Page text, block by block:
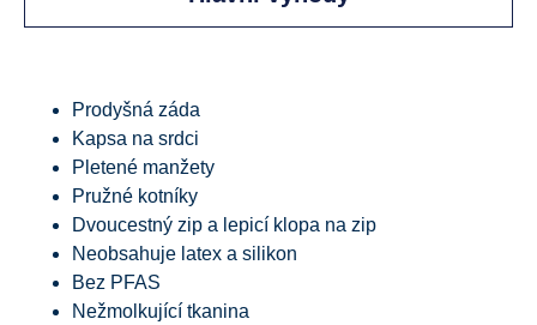
Prodyšná záda
Kapsa na srdci
Pletené manžety
Pružné kotníky
Dvoucestný zip a lepicí klopa na zip
Neobsahuje latex a silikon
Bez PFAS
Nežmolkující tkanina